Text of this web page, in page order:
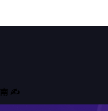
南 ✍️